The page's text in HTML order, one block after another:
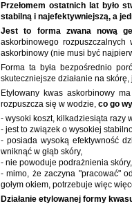
Przełomem ostatnich lat było
stabilną i najefektywniejszą, a
Jest to forma zwana nową
askorbinowego
askorbinowy (nie musi być
Forma ta była bezpośrednio
skuteczniejsze działanie na
Etylowany kwas askorbinowy
rozpuszcza się w wodzie, co go
- wysoki koszt, kilkadziesiąta razy
- jest to związek o wysokiej
- posiada wysoką efektywność
wniknąć w głąb skóry,
- nie powoduje podrażnienia
- mimo, że zaczyna "pracować"
gołym okiem, potrzebuje więc
Działanie etylowanej formy